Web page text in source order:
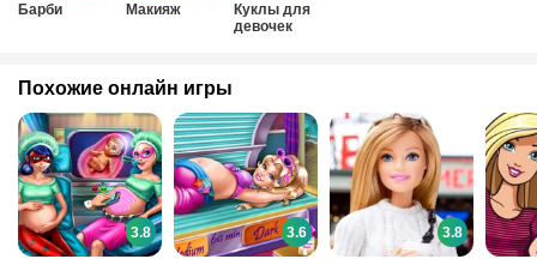
Барби Макияж
Куклы для
девочек
Похожие онлайн игры
3.8 3.6 3.8